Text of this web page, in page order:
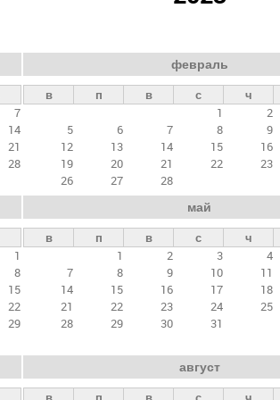
7
14
21
28
февраль
в п в с ч
1
2
5
6 7 8 9
12
13 14 15 16
19
20 21 22 23
26
27 28
1
8
15
22
29
май
в п в с ч
1
2 3 4
7
8 9 10 11
14
15 16 17 18
21
22 23 24 25
28
29 30 31
август